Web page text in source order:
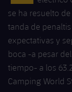
plusicon
más
Spotify
SUB13
SUB12
SUB11 A
SUB13 B
SUB12 C
SUB11 C
Entradas
Gameday
Base
Barça
Junior
Cadete A
Campus
PLUSICON
MÁS
Primer
plusicon
más
Barça
plusicon
más
se ha resuelto
tanda de
expectativas y
boca -a pesar
tiempo- a los
Camping World